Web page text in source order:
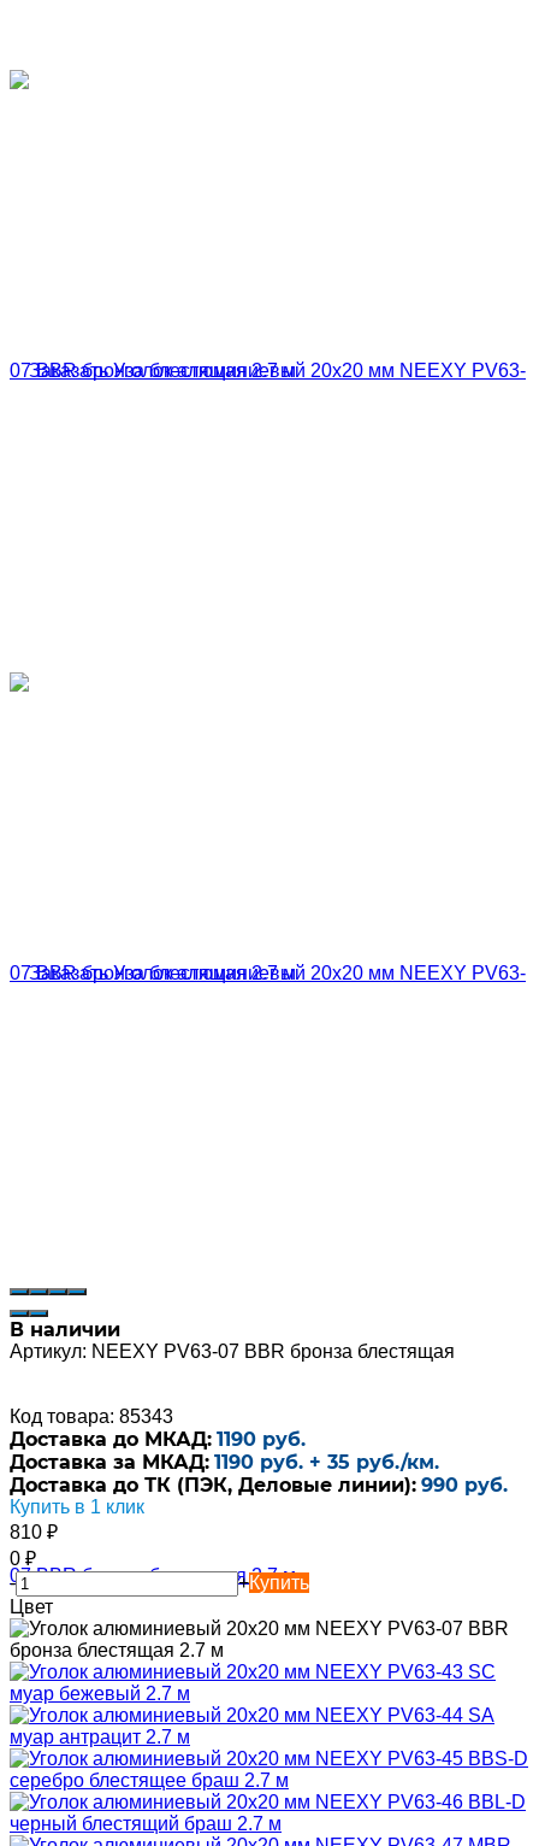
В наличии
Артикул: NEEXY PV63-07 BBR бронза блестящая
Код товара: 85343
Доставка до МКАД: 1190 руб.
Доставка за МКАД: 1190 руб. + 35 руб./км.
Доставка до ТК (ПЭК, Деловые линии): 990 руб.
Купить в 1 клик
810 ₽
0 ₽
-
+Купить
Цвет